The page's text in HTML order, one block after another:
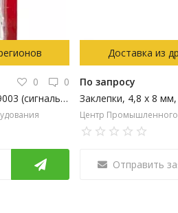
0
0
Заклепки 4,0 х 10 мм RAL 9003 (сигнально-белый), 50 шт. MATRIX
Доставка из
По запросу
Заклепки, 4,8 х 8
Центр
Отправить